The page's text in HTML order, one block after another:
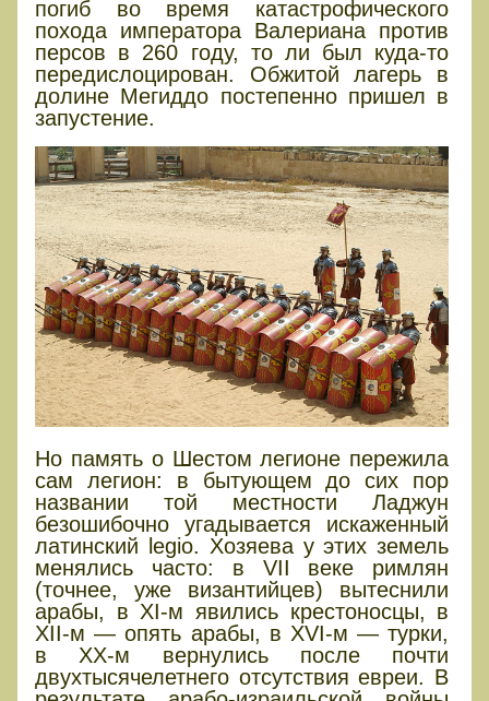
погиб во время катастрофического
похода императора Валериана против
персов в 260 году, то ли был куда-то
передислоцирован. Обжитой лагерь в
долине Мегиддо постепенно пришел в
запустение.
Но память о Шестом легионе пережила
сам легион: в бытующем до сих пор
названии той местности Ладжун
безошибочно угадывается искаженный
латинский legio. Хозяева у этих земель
менялись часто: в VII веке римлян
(точнее, уже византийцев) вытеснили
арабы, в XI-м явились крестоносцы, в
XII-м — опять арабы, в XVI-м — турки,
в XX-м вернулись после почти
двухтысячелетнего отсутствия евреи. В